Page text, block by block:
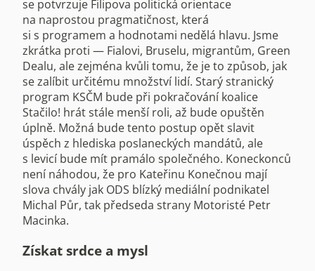
se potvrzuje Filipova politická orientace
na naprostou pragmatičnost, která
si s programem a hodnotami nedělá hlavu. Jsme
zkrátka proti — Fialovi, Bruselu, migrantům, Green
Dealu, ale zejména kvůli tomu, že je to způsob, jak
se zalíbit určitému množství lidí. Starý stranický
program KSČM bude při pokračování koalice
Stačilo! hrát stále menší roli, až bude opuštěn
úplně. Možná bude tento postup opět slavit
úspěch z hlediska poslaneckých mandátů, ale
s levicí bude mít pramálo společného. Koneckonců
není náhodou, že pro Kateřinu Konečnou mají
slova chvály jak ODS blízký mediální podnikatel
Michal Půr, tak předseda strany Motoristé Petr
Macinka.
Získat srdce a mysl